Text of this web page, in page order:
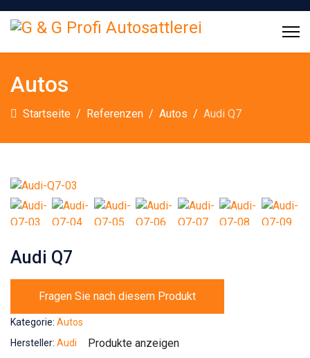
Autos
Startseite Referenzen Autos Audi Q7
Audi Q7
Fragen Sie nach diesem Produkt
Kategorie: Autos
Hersteller: Audi Produkte anzeigen